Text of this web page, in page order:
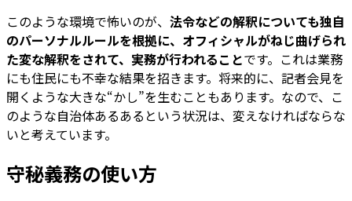
このような環境で怖いのが、 法令などの解釈についても独自
のパーソナルルールを根拠に、オフィシャルがねじ曲げられ
た変な解釈をされて、実務が行われることです。これは業務
にも住民にも不幸な結果を招きます。将来的に、記者会見を
開くような大きな“かし”を生むこともあります。なので、こ
のような自治体あるあるという状況は、変えなければならな
いと考えています。
守秘義務の使い方